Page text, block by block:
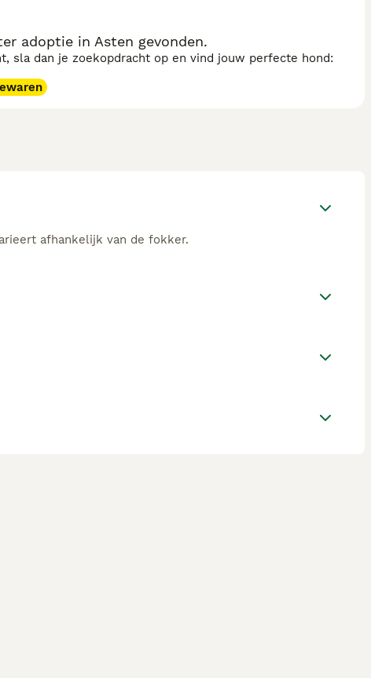
adoptie in Asten gevonden.
sla dan je zoekopdracht op en vind jouw perfecte hond:
afhankelijk van de fokker.